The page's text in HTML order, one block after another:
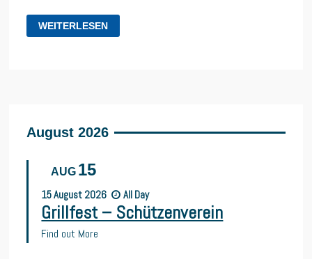
LIVE:
CHRISTMETTE
WEITERLESEN
August 2026
AUG 15
15August 2026 All Day
Grillfest – Schützenverein
Find out More